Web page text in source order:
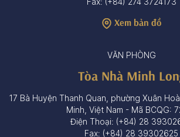
Xem bản đồ
VĂN PHÒNG
Tòa Nhà Minh
17 Bà Huyện Thanh Quan, phường Xuân
Minh, Việt Nam - Mã BCQG:
Điện Thoại: (+84) 28
Fax: (+84) 28 39302625